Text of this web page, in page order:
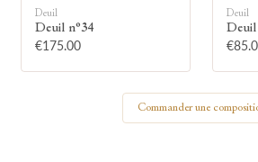
Votre nom
Deuil
Deuil n°34
€175.00
Deuil
Deuil
Commander une